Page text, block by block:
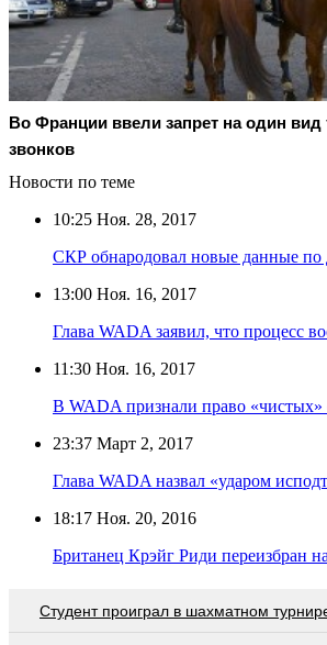
Во Франции ввели запрет на один
звонков
Новости по теме
10:25 Ноя. 28, 2017
СКР обнародовал новые данные по
13:00 Ноя. 16, 2017
Глава WADA заявил, что процесс
11:30 Ноя. 16, 2017
В WADA признали право «чистых»
23:37 Март 2, 2017
Глава WADA назвал «ударом
18:17 Ноя. 20, 2016
Британец Крэйг Риди переизбран
Студент проиграл в шахматном